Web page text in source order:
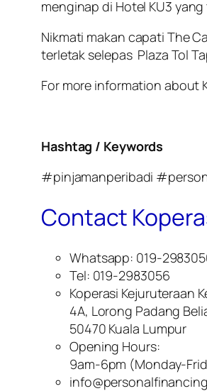
menginap di Hotel KU3
Nikmati makan capati The
terletak selepas Plaza Tol
For more information about
Hashtag / Keywords
#pinjamanperibadi
Contact
Whatsapp: 019-
Tel: 019-2983056
Koperasi Kejuruteraan
4A, Lorong Padang
50470 Kuala Lumpur
Opening Hours:
9am-6pm (Monday-